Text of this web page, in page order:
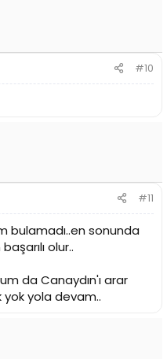
#10
#11
bulamadı..en sonunda
olur..
da Canaydın'ı arar
yola devam..